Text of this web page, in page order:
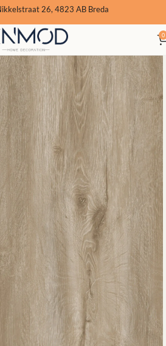
26, 4823 AB Breda
0